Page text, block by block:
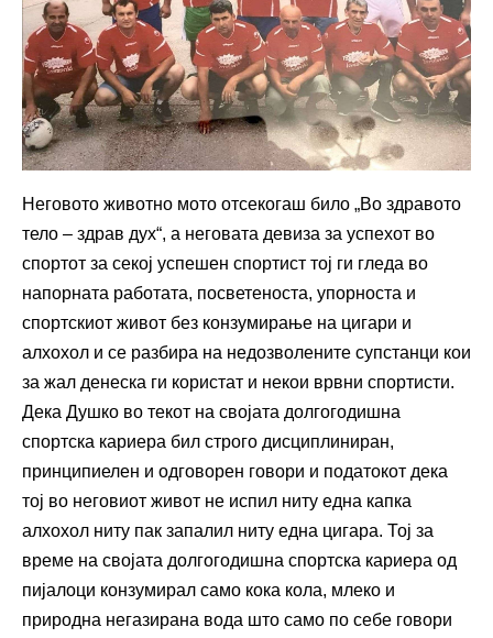
Неговото животно мото отсекогаш било „Во здравото
тело – здрав дух“, а неговата девиза за успехот во
спортот за секој успешен спортист тој ги гледа во
напорната работата, посветеноста, упорноста и
спортскиот живот без конзумирање на цигари и
алхохол и се разбира на недозволените супстанци кои
за жал денеска ги користат и некои врвни спортисти.
Дека Душко во текот на својата долгогодишна
спортска кариера бил строго дисциплиниран,
принципиелен и одговорен говори и податокот дека
тој во неговиот живот не испил ниту една капка
алхохол ниту пак запалил ниту една цигара. Тој за
време на својата долгогодишна спортска кариера од
пијалоци конзумирал само кока кола, млеко и
природна негазирана вода што само по себе говори